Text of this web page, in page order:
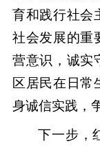
育和践行社会
社会发展的重
营意识，诚实
区居民在日常
身诚信实践，
下一步，